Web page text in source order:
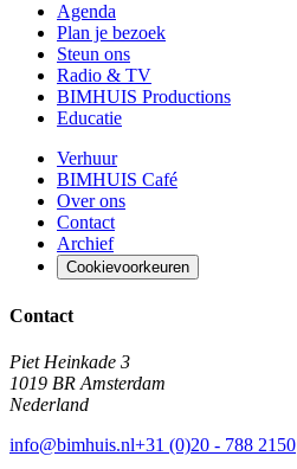
Agenda
Plan je bezoek
Steun ons
Radio & TV
BIMHUIS Productions
Educatie
Verhuur
BIMHUIS Café
Over ons
Contact
Archief
Cookievoorkeuren
Contact
Piet Heinkade 3
1019 BR Amsterdam
Nederland
info@bimhuis.nl+31 (0)20 - 788 2150